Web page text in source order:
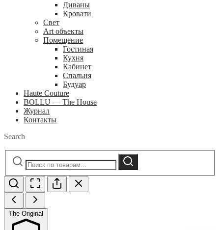
Диваны
Кровати
Свет
Art объекты
Помещение
Гостиная
Кухня
Кабинет
Спальня
Будуар
Haute Couture
BOLLU — The House
Журнал
Контакты
Search
Искать:
Поиск
The Original